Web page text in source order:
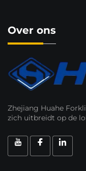
Over ons
Zhejiang Huahe
zich uitbreidt op de